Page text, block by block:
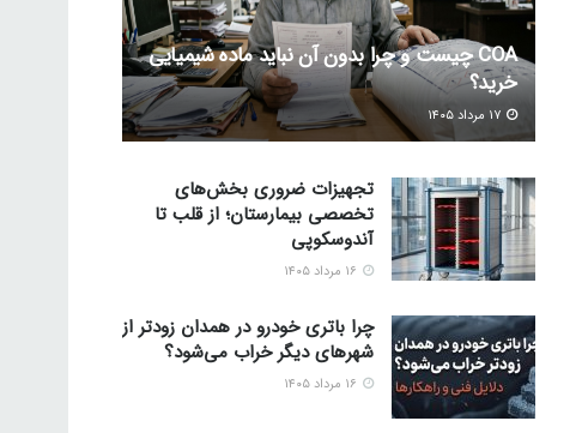
COA چیست و چرا بدون آن نباید ماده شیمیایی
خرید؟
تجهیزات ضروری بخش‌های
تخصصی بیمارستان؛ از قلب تا
آندوسکوپی
چرا باتری خودرو در همدان زودتر از
شهرهای دیگر خراب می‌شود؟